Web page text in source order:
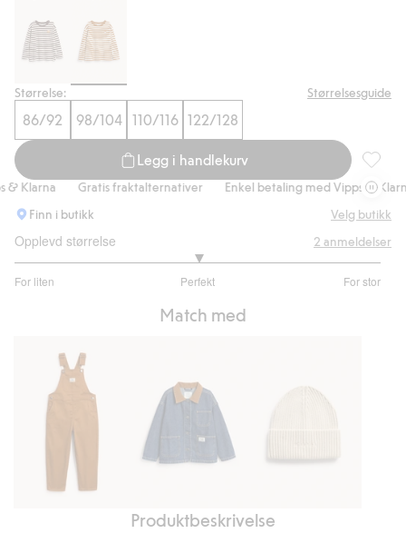
Størrelse: Størrelsesguide
86/92 98/104 110/116 122/128
Legg i handlekurv
Gratis fraktalternativer
Enkel betaling med Vipps & Klarna
Finn i butikk
Velg butikk
Opplevd størrelse
For liten Perfekt For stor
av
stemmer
2 anmeldelser
Match med
Jeansjakke
Strikkelue
Produktbeskrivelse